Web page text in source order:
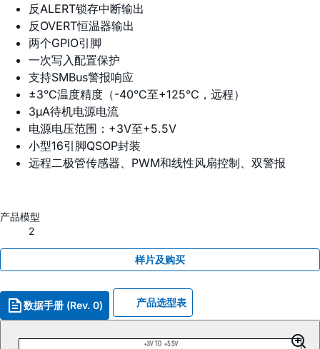
反ALERT锁存中断输出
反OVERT恒温器输出
两个GPIO引脚
一次写入配置保护
支持SMBus警报响应
±3°C温度精度（-40°C至+125°C，远程）
3µA待机电源电流
电源电压范围：+3V至+5.5V
小型16引脚QSOP封装
远程二极管传感器、PWM和线性风扇控制、双警报
产品模型
2
样片及购买
数据手册 (Rev. 0) 产品选型表